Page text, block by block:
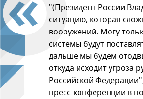
"(Президент России
ситуацию, которая
вооружений. Могу
системы будут
дальше мы будем
откуда исходит угроза
Российской
пресс-конференции в